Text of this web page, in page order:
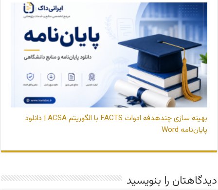
بهینه‌ سازی چندهدفه ادوات FACTS با الگوریتم ACSA | دانلود
پایان‌نامه Word
دیدگاهتان را بنویسید